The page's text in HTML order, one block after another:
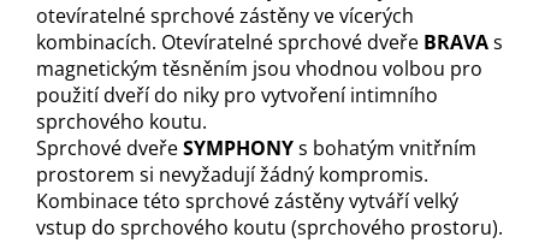
otevíratelné sprchové zástěny ve vícerých
kombinacích. Otevíratelné sprchové dveře BRAVAs
magnetickým těsněním jsou vhodnou volbou pro
použití dveří do niky pro vytvoření intimního
sprchového koutu.
Sprchové dveřeSYMPHONYs bohatým vnitřním
prostorem si nevyžadují žádný kompromis.
Kombinace této sprchové zástěny vytváří velký
vstup do sprchového koutu (sprchového prostoru).